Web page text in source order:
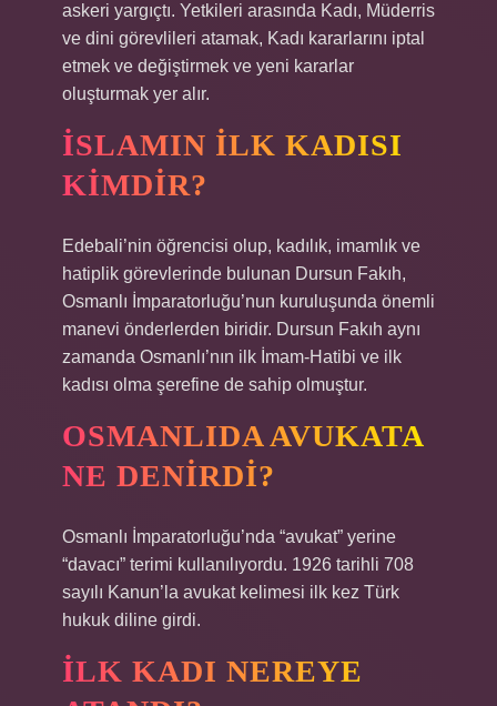
askeri yargıçtı. Yetkileri arasında Kadı, Müderris
ve dini görevlileri atamak, Kadı kararlarını iptal
etmek ve değiştirmek ve yeni kararlar
oluşturmak yer alır.
İSLAMIN ILK KADISI
KIMDIR?
Edebali’nin öğrencisi olup, kadılık, imamlık ve
hatiplik görevlerinde bulunan Dursun Fakıh,
Osmanlı İmparatorluğu’nun kuruluşunda önemli
manevi önderlerden biridir. Dursun Fakıh aynı
zamanda Osmanlı’nın ilk İmam-Hatibi ve ilk
kadısı olma şerefine de sahip olmuştur.
OSMANLIDA AVUKATA
NE DENIRDI?
Osmanlı İmparatorluğu’nda “avukat” yerine
“davacı” terimi kullanılıyordu. 1926 tarihli 708
sayılı Kanun’la avukat kelimesi ilk kez Türk
hukuk diline girdi.
İLK KADI NEREYE